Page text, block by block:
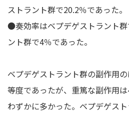
ストラント群で20.2％であった。
●奏効率はベプデゲストラント
ント群で4％であった。
ベプデゲストラント群の副作用
等度であったが、重篤な副作用
わずかに多かった。ベプデゲス